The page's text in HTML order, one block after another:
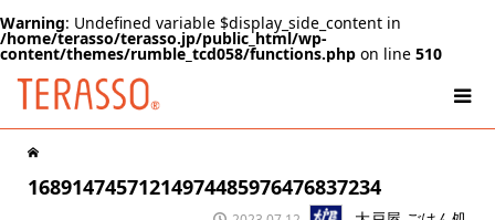
Warning: Undefined variable $display_side_content in
/home/terasso/terasso.jp/public_html/wp-
content/themes/rumble_tcd058/functions.php on line 510
16891474571214974485976476837234